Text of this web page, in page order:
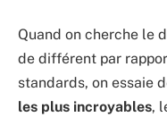
Quand on cherche le
de différent par
standards, on essaie
les plus incroyables,